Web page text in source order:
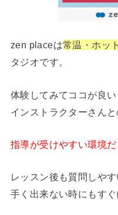
zen placeは常温・ホッ
タジオです。
体験してみてココが良
インストラクターさんと
指導が受けやすい環境だ
レッスン後も質問しや
手く出来ない時にもすぐ